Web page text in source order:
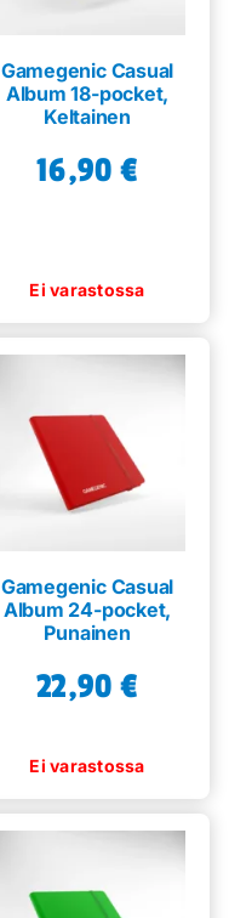
Gamegenic Casual
Album 18-pocket,
Keltainen
16,90 €
Gamegenic Casual
Album 24-pocket,
Punainen
22,90 €